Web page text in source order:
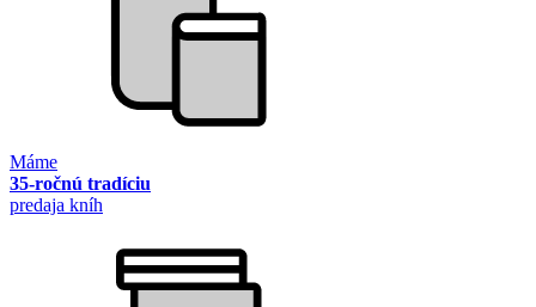
Máme
35-ročnú tradíciu
predaja kníh